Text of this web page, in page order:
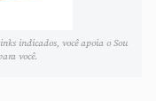
indicados, você apoia o Sou
você.